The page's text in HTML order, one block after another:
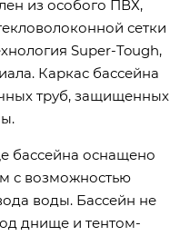
из особого ПВХ,
сетки
Super-Tough,
Каркас бассейна
труб, защищенных
бассейна оснащено
с возможностью
воды. Бассейн не
днище и тентом-